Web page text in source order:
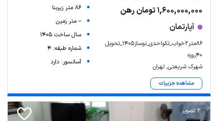
1,600,000,000 تومان رهن
آپارتمان
۸۶متر۲خواب_تکواحدی_نوساز۱۴۰۵_تحویل
۴۰روزه
شهرک شریعتی, تهران
مشاهده جزییات
86 متر زیربنا
-- متر زمین
سال ساخت 1405
شماره طبقه: 4
آسانسور: دارد
2 تصویر